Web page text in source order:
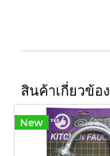
สินค้าเกี่ยวข้อง
New